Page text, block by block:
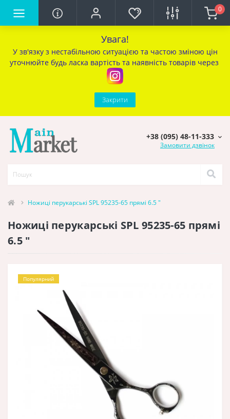
Увага!
У зв'язку з нестабільною ситуацією та частою зміною цін
уточнюйте будь ласка вартість та наявність товарів через
Закрити
0
+38 (095) 48-11-333
Замовити дзвінок
Ножиці перукарські SPL 95235-65 прямі 6.5 "
Ножиці перукарські SPL 95235-65 прямі
6.5 "
Популярний